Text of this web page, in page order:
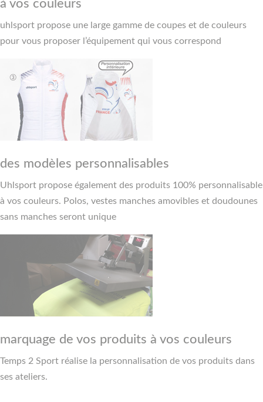
à vos couleurs
uhlsport propose une large gamme de coupes et de couleurs
pour vous proposer l’équipement qui vous correspond
des modèles personnalisables
Uhlsport propose également des produits 100% personnalisable
à vos couleurs. Polos, vestes manches amovibles et doudounes
sans manches seront unique
marquage de vos produits à vos couleurs
Temps 2 Sport réalise la personnalisation de vos produits dans
ses ateliers.